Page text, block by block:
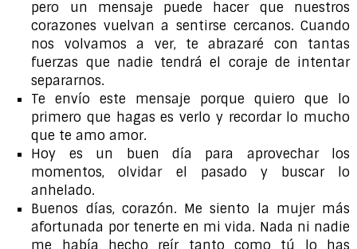
pero un mensaje puede hacer que nuestros
corazones vuelvan a sentirse cercanos. Cuando
nos volvamos a ver, te abrazaré con tantas
fuerzas que nadie tendrá el coraje de intentar
separarnos.
Te envío este mensaje porque quiero que lo
primero que hagas es verlo y recordar lo mucho
que te amo amor.
Hoy es un buen día para aprovechar los
momentos, olvidar el pasado y buscar lo
anhelado.
Buenos días, corazón. Me siento la mujer más
afortunada por tenerte en mi vida. Nada ni nadie
me había hecho reír tanto como tú lo has